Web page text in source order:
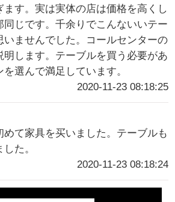
ます。実は実体の店は価格を高くし
同じです。千余りでこんないいテー
いませんでした。コールセンターの
明します。テーブルを買う必要があ
選んで満足しています。
2020-11-23 08:18:25
て家具を买いました。テーブルも
た。
2020-11-23 08:18:24